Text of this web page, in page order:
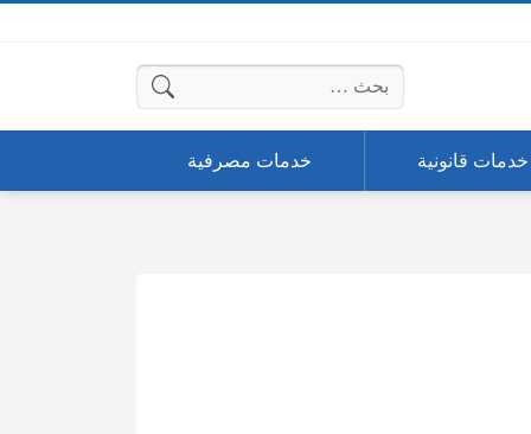
البحث عن:
خدمات قانونية خدمات مصرفية